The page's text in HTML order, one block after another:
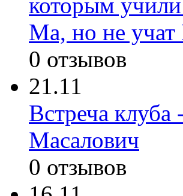
которым
Ма, но не учат
0 отзывов
21.11
Встреча клуба
Масалович
0 отзывов